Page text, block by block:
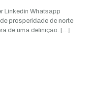
Linkedin Whatsapp
prosperidade de norte
de uma definição: […]